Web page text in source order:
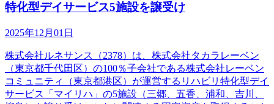
特化型デイサービス5施設を譲受け
2025年12月01日
株式会社ルネサンス（2378）は、株式会社タカラレーベン
（東京都千代田区）の100％子会社である株式会社レーベン
コミュニティ（東京都港区）が運営するリハビリ特化型デイ
サービス「マイリハ」の5施設（三郷、五香、浦和、吉川、